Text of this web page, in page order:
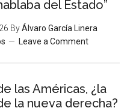
del Estado”
ByÁlvaro García Linera
Leave a Comment
las Américas, ¿la
la nueva derecha?